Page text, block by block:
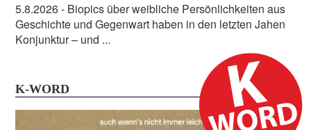
5.8.2026- Biopics über weibliche Persönlichkeiten aus
Geschichte und Gegenwart haben in den letzten Jahen
Konjunktur – und ...
K-WORD